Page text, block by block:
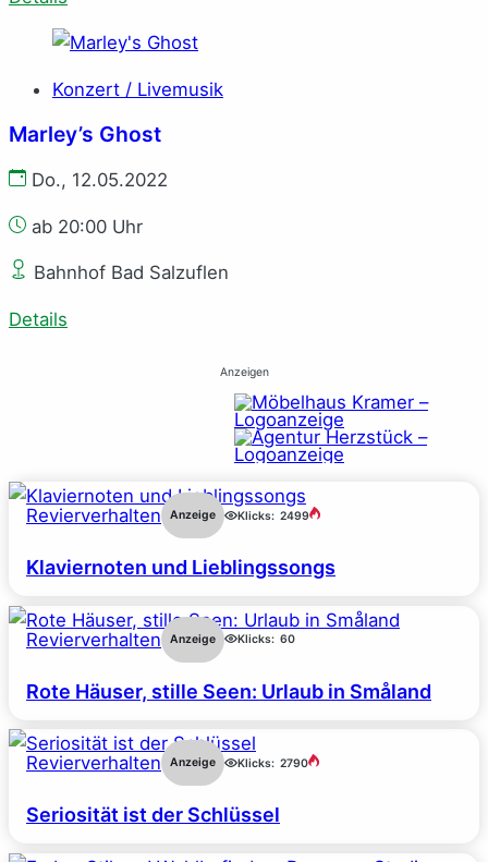
Konzert / Livemusik
Marley’s Ghost
Do., 12.05.2022
ab 20:00 Uhr
Bahnhof Bad Salzuflen
Details
Anzeigen
Revierverhalten Anzeige Klicks: 2499
Klaviernoten und Lieblingssongs
Revierverhalten Anzeige Klicks: 60
Rote Häuser, stille Seen: Urlaub in Småland
Revierverhalten Anzeige Klicks: 2790
Seriosität ist der Schlüssel